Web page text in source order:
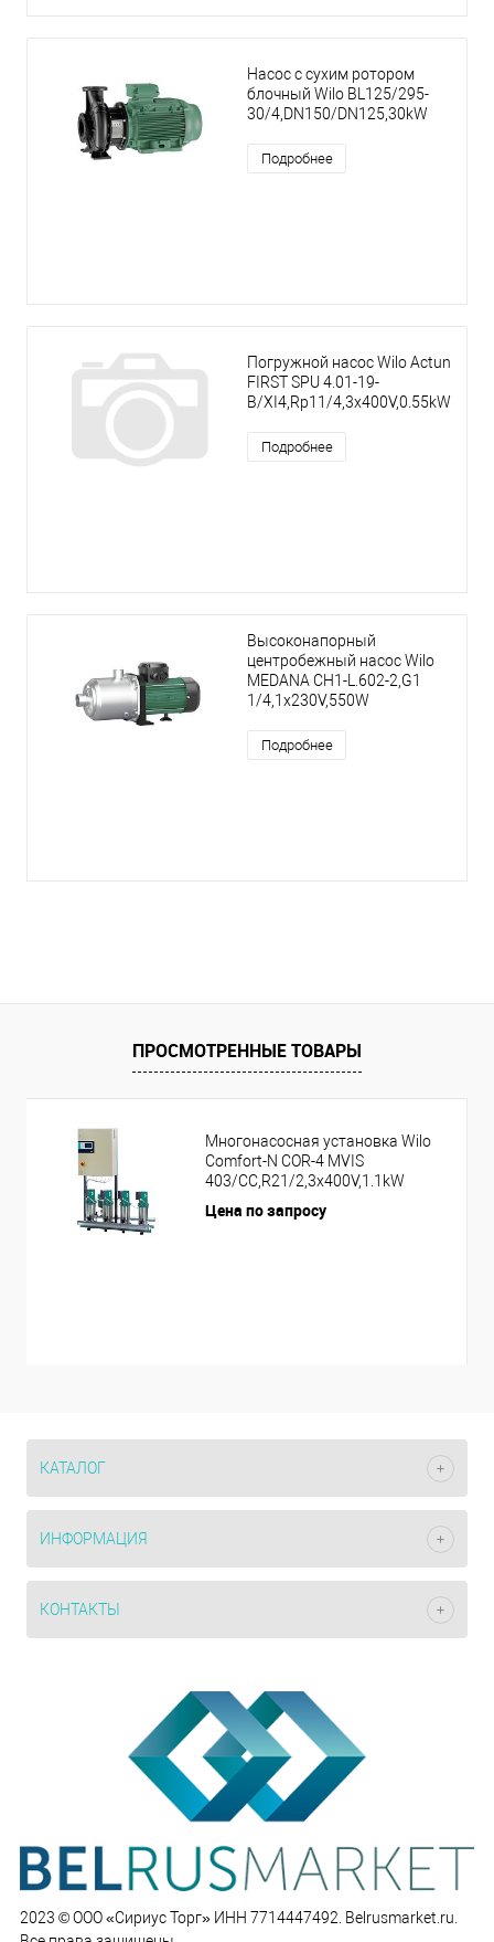
Насос с сухим ротором
блочный Wilo BL125/295-
30/4,DN150/DN125,30kW
Подробнее
Погружной насос Wilo Actun
FIRST SPU 4.01-19-
B/XI4,Rp11/4,3x400V,0.55kW
Подробнее
Высоконапорный
центробежный насос Wilo
MEDANA CH1-L.602-2,G1
1/4,1x230V,550W
Подробнее
ПРОСМОТРЕННЫЕ ТОВАРЫ
Многонасосная установка Wilo
Comfort-N COR-4 MVIS
403/CC,R21/2,3x400V,1.1kW
Цена по запросу
КАТАЛОГ
ИНФОРМАЦИЯ
КОНТАКТЫ
2023 © ООО «Сириус Торг» ИНН 7714447492. Belrusmarket.ru.